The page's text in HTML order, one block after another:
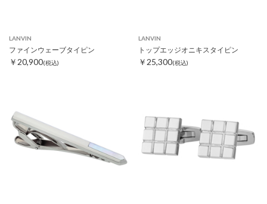
LANVIN
ファインウェーブタイピン
￥20,900(税込)
LANVIN
トップエッジオニキスタイピン
￥25,300(税込)